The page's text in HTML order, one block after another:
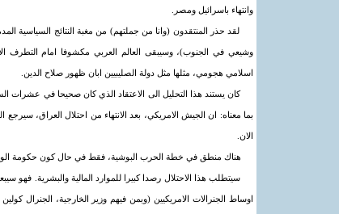
وانتهاء باسرائيل ومصر.
لقد حذر المنتقدون (وانا من جملتهم) من مغبة النتائج السياسية
وشيعي في الجنوب)، وسيبقى العالم العربي مكشوفا امام التطرف
اسلامي هجومي، مثلها مثل دولة الصليبيين ابان ظهور صلاح الدين.
كان يستند هذا التحليل الى الاعتقاد الذي كان صحيحا في عشرات
بما معناه: ان الجيش الامريكي، بعد الانتهاء من احتلال العراق،
الان.
هناك منطق في خطة الحرب البوشية، فقط في حال كون حكومة
سيتطلب هذا الاحتلال رصدا كبيرا للموارد المالية والبشرية.
اوساط الجنرالات الامريكيين (وبمن فيهم وزير الخارجية،